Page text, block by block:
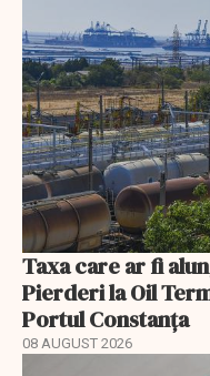
Taxa care ar fi
Pierderi la Oil
Portul Constanța
08 AUGUST 2026